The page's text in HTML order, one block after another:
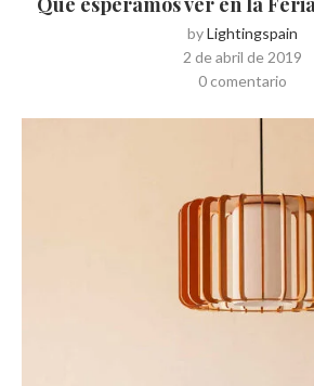
byLightingspain
2 de abril de 2019
0 comentario